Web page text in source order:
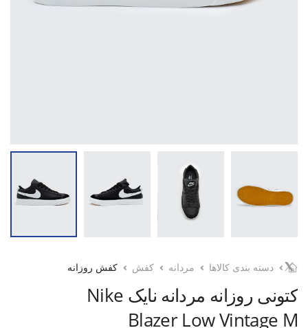
دسته بندی کالاها مردانه کفش کفش روزانه
کتونی روزانه مردانه نایک Nike
Blazer Low Vintage M